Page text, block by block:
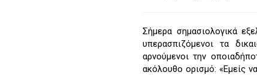
Σήμερα σημασιολογικά
υπερασπιζόμενοι τα
αρνούμενοι την
ακόλουθο ορισμό: «Εμείς